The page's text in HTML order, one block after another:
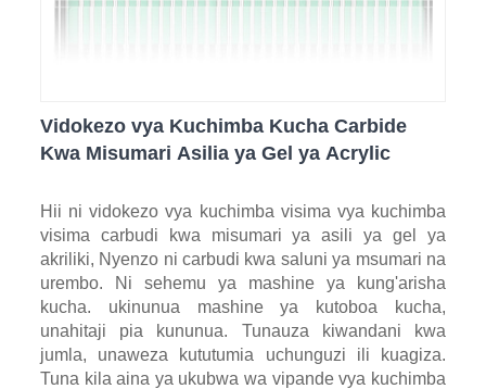
Vidokezo vya Kuchimba Kucha Carbide
Kwa Misumari Asilia ya Gel ya Acrylic
Hii ni vidokezo vya kuchimba visima vya kuchimba
visima carbudi kwa misumari ya asili ya gel ya
akriliki, Nyenzo ni carbudi kwa saluni ya msumari na
urembo. Ni sehemu ya mashine ya kung'arisha
kucha. ukinunua mashine ya kutoboa kucha,
unahitaji pia kununua. Tunauza kiwandani kwa
jumla, unaweza kututumia uchunguzi ili kuagiza.
Tuna kila aina ya ukubwa wa vipande vya kuchimba